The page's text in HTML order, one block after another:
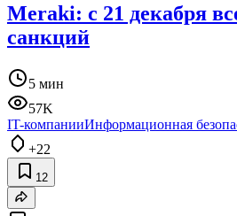
Meraki: с 21 декабря
санкций
5 мин
57K
IT-компанииИнформационная
+22
12